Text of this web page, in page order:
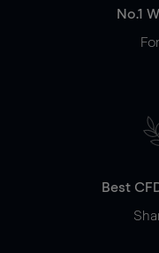
No.1
Best